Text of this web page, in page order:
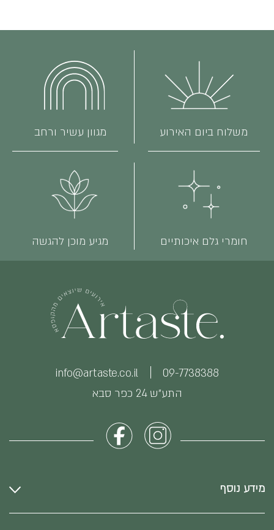
משלוח ביום האירוע מגוון עשיר ורחב
חומרי גלם איכותיים מגיע מוכן להגשה
התע״ש 24 כפר סבא
09-7738388
info@artaste.co.il
מידע נוסף